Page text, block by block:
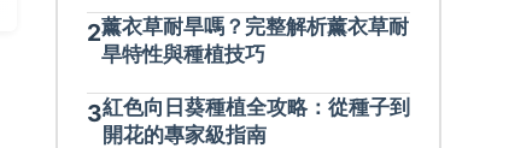
2薰衣草耐旱嗎？完整解析薰衣草耐
旱特性與種植技巧
3紅色向日葵種植全攻略：從種子到
開花的專家級指南